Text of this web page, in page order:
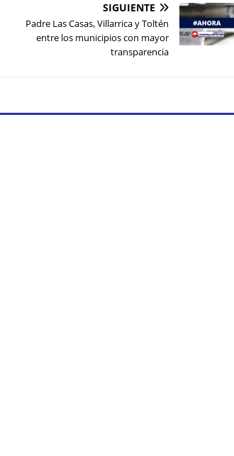
SIGUIENTE
Padre Las Casas, Villarrica y Toltén
entre los municipios con mayor
transparencia